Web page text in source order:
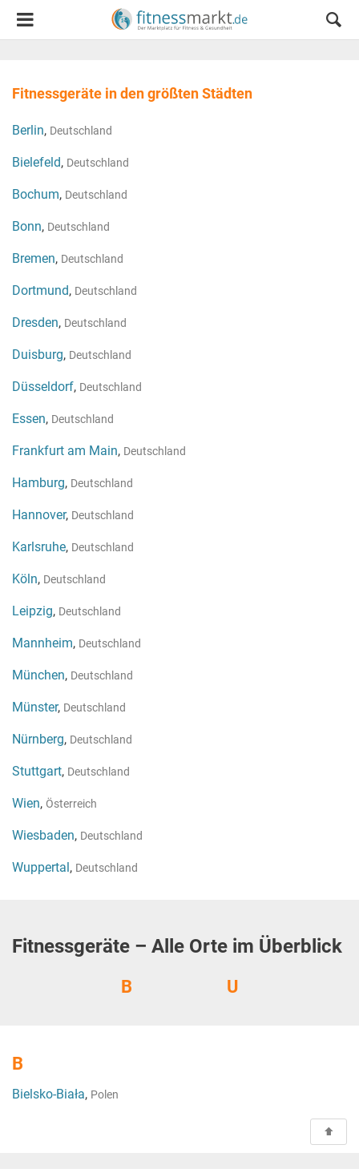
Fitnessgeräte in den größten Städten
Berlin, Deutschland
Bielefeld, Deutschland
Bochum, Deutschland
Bonn, Deutschland
Bremen, Deutschland
Dortmund, Deutschland
Dresden, Deutschland
Duisburg, Deutschland
Düsseldorf, Deutschland
Essen, Deutschland
Frankfurt am Main, Deutschland
Hamburg, Deutschland
Hannover, Deutschland
Karlsruhe, Deutschland
Köln, Deutschland
Leipzig, Deutschland
Mannheim, Deutschland
München, Deutschland
Münster, Deutschland
Nürnberg, Deutschland
Stuttgart, Deutschland
Wien, Österreich
Wiesbaden, Deutschland
Wuppertal, Deutschland
Fitnessgeräte – Alle Orte im Überblick
B U
B
Bielsko-Biała, Polen